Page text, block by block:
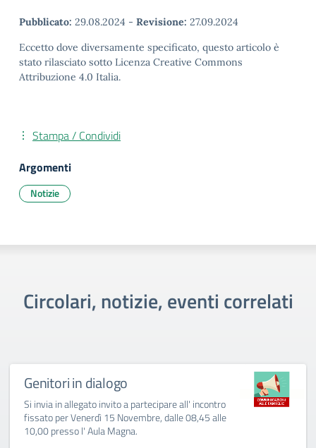
Pubblicato: 29.08.2024 - Revisione: 27.09.2024
Eccetto dove diversamente specificato, questo articolo è
stato rilasciato sotto Licenza Creative Commons
Attribuzione 4.0 Italia.
Stampa / Condividi
Argomenti
Notizie
Circolari, notizie, eventi correlati
Genitori in dialogo
Si invia in allegato invito a partecipare all' incontro
fissato per Venerdì 15 Novembre, dalle 08,45 alle
10,00 presso l' Aula Magna.